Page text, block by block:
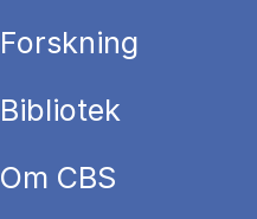
Forskning
Bibliotek
Om CBS